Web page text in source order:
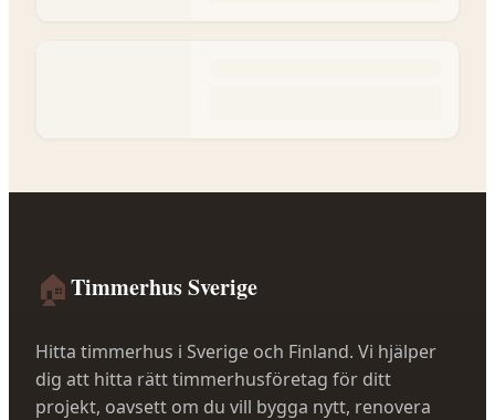
🏠Timmerhus Sverige
Hitta timmerhus i Sverige och Finland. Vi hjälper
dig att hitta rätt timmerhusföretag för ditt
projekt, oavsett om du vill bygga nytt, renovera